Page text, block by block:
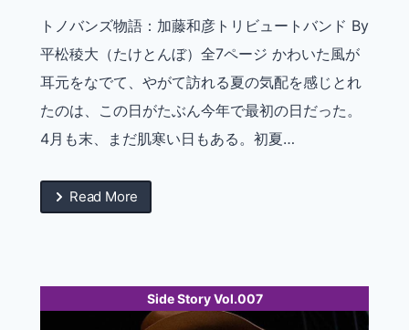
トノバンズ物語：加藤和彦トリビュートバンド By
平松稜大（たけとんぼ）全7ページ かわいた風が
耳元をなでて、やがて訪れる夏の気配を感じとれ
たのは、この日がたぶん今年で最初の日だった。
4月も末、まだ肌寒い日もある。初夏…
Read More
Side Story Vol.007